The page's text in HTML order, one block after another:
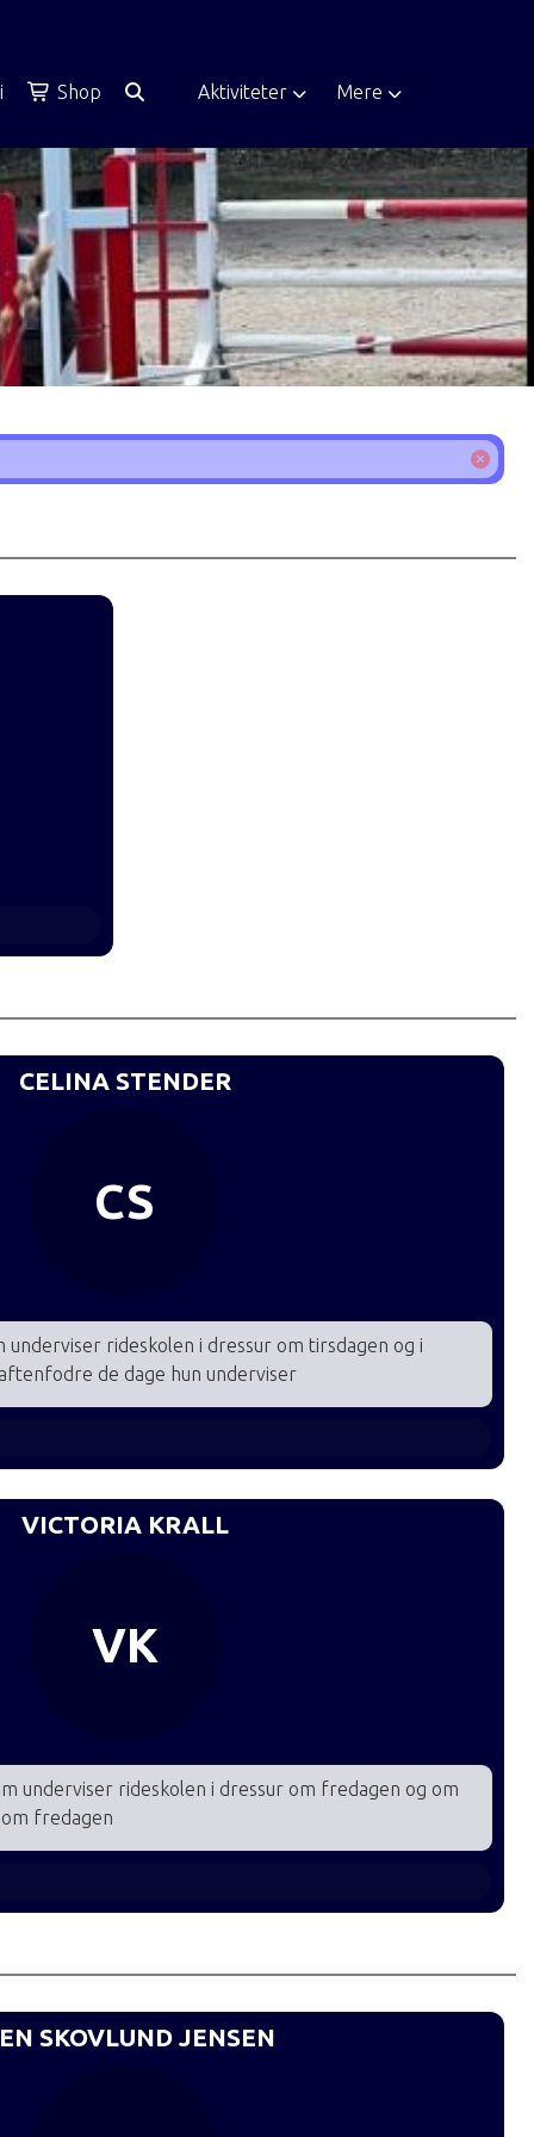
Shop Aktiviteter Mere
CELINA STENDER
CS
underviser rideskolen i dressur om tirsdagen og i
de dage hun underviser
onsdag
VICTORIA KRALL
VK
underviser rideskolen i dressur om fredagen og om
fredagen
SKOVLUND JENSEN